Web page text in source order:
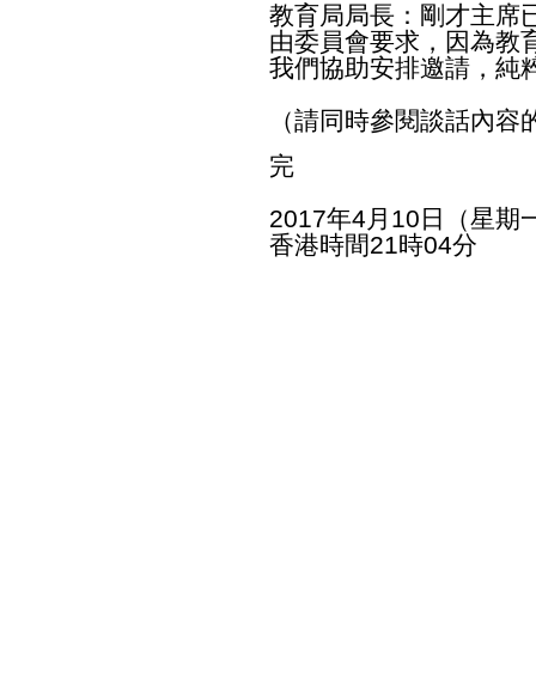
教育局局長：剛才主席
由委員會要求，因為教
我們協助安排邀請，純
（請同時參閱談話內容
完
2017年4月10日（星期
香港時間21時04分